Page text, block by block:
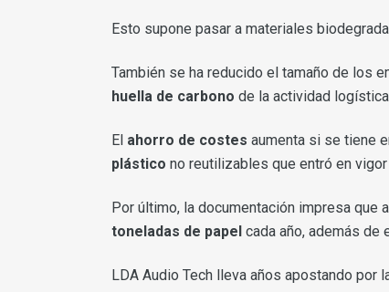
Esto supone pasar a materiales
También se ha reducido el tamaño de los
huella de carbono de la actividad
El ahorro de costes aumenta si se tiene
plástico no reutilizables que entró en
Por último, la documentación impresa
toneladas de papel cada año, además
LDA Audio Tech lleva años apostando por